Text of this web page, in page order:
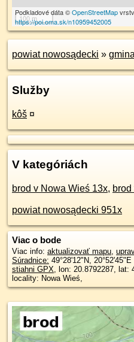
100 m
Podkladové dáta ©OpenStreetMap
https://poi.oma.sk/n10959452005
powiat nowosądecki »
Služby
kôš ¤
V kategóriách
brod v Nowa Wieś 13x,
powiat nowosądecki 951x
Viac o bode
Viac info: aktualizovať mapu,
Súradnice: 49°28'12"N, 20°52'45"E
stiahni GPX, lon: 20.8792287, lat:
locality: Nowa Wieś,